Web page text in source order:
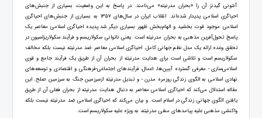
آنتونی گیدنز آن را «بحران مدرنیته» می‌نامند. در پاسخ به این وضعیت، بسیاری از جنبش‌های
احیاگری اسلامی پدیدار شده‌اند. انقلاب ایران در سال‌های ۱۳۵۷ به بسیاری از جنبش‌های احیاگری
اسلامی موجود قوت بخشید و الهام‌بخش ظهور بسیاری دیگر شد.پدیده احیاگری اسلامی معاصر یک
پاسخ تحول‌آفرین مذهبی به بحران مدرنیته است. یعنی ناتوانی سکولاریسم و فرآیند سکولاریزاسیون در
تحقق وعده ارائه یک مدل نظم جهانی کامل. احیاگری اسلامی معاصر ضد مدرنیته نیست بلکه مخالف
سکولاریسم است و تلاشی است برای هدایت مدرنیته از بحران آن از طریق یک فرآیند جامع و قوی
اسلامی‌سازی - معرفی گسترده آیین‌ها، اعمال، فرآیندهای اجتماعی-فرهنگی و اقتصادی و توسعه‌های
نهادی اسلامی به الگوی زندگی روزمره مدرن - و تبدیل مدرنیته ازسرزمین جنگ به سرزمین صلح. این
مقاله استدلال می‌کند که احیاگری اسلامی معاصر به دنبال هدایت مدرنیته از بحران فعلی آن از طریق
یافتن الگوی جهانی زندگی در اسلام است. و بیان می‌کند که احیاگری اسلامی ضد مدرنیته نیست بلکه
واکنشی مذهبی علیه پیامدهای منفی مدرنیته، به ویژه علیه سکولاریسم است.